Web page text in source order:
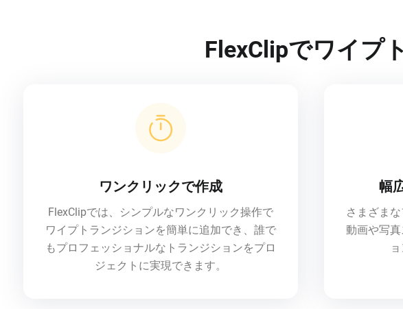
FlexClipでワイプ
ワンクリックで作成
FlexClipでは、シンプルなワンクリック操作で
ワイプトランジションを簡単に追加でき、誰で
もプロフェッショナルなトランジションをプロ
ジェクトに実現できます。
幅
さまざま
動画や写